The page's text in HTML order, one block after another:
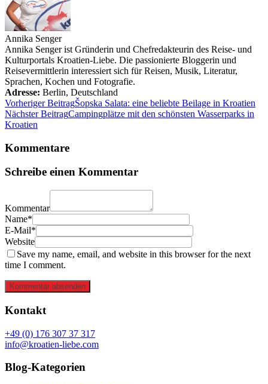
Annika Senger
Annika Senger ist Gründerin und Chefredakteurin des Reise- und
Kulturportals Kroatien-Liebe. Die passionierte Bloggerin und
Reisevermittlerin interessiert sich für Reisen, Musik, Literatur,
Sprachen, Kochen und Fotografie.
Adresse: Berlin, Deutschland
Vorheriger BeitragŠopska Salata: eine beliebte Beilage in Kroatien
Nächster BeitragCampingplätze mit den schönsten Wasserparks in
Kroatien
Kommentare
Schreibe einen Kommentar
Kommentar
Name*
E-Mail*
Website
Save my name, email, and website in this browser for the next
time I comment.
Kommentar absenden
Kontakt
+49 (0) 176 307 37 317
info@kroatien-liebe.com
Blog-Kategorien